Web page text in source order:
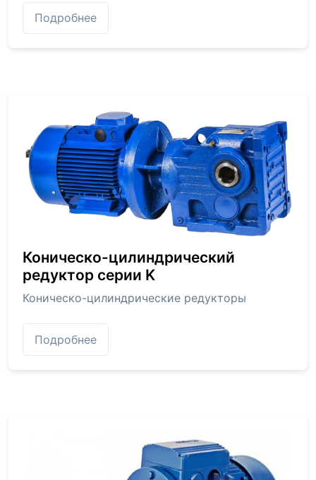
Подробнее
Коническо-цилиндрический
редуктор серии K
Коническо-цилиндрические редукторы
Подробнее